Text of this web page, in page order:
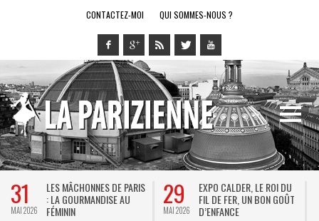
CONTACTEZ-MOI QUI SOMMES-NOUS ?
31
MAI 2026
LES MÂCHONNES DE PARIS
: LA GOURMANDISE AU
FÉMININ
29
MAI 2026
EXPO CALDER, LE ROI DU
FIL DE FER, UN BON GOÛT
D’ENFANCE